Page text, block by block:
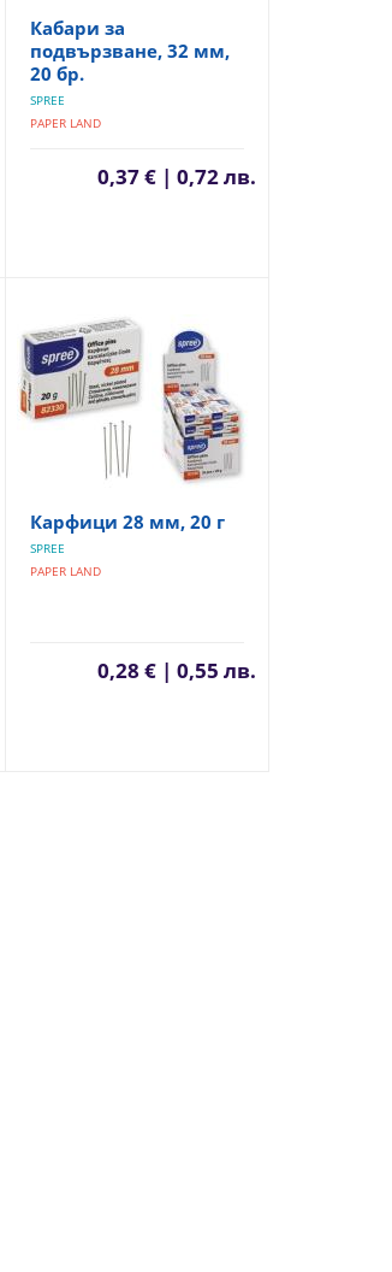
Кабари за
подвързване, 32 мм,
20 бр.
SPREE
PAPER LAND
0,37 € | 0,72 лв.
Карфици 28 мм, 20 г
SPREE
PAPER LAND
0,28 € | 0,55 лв.